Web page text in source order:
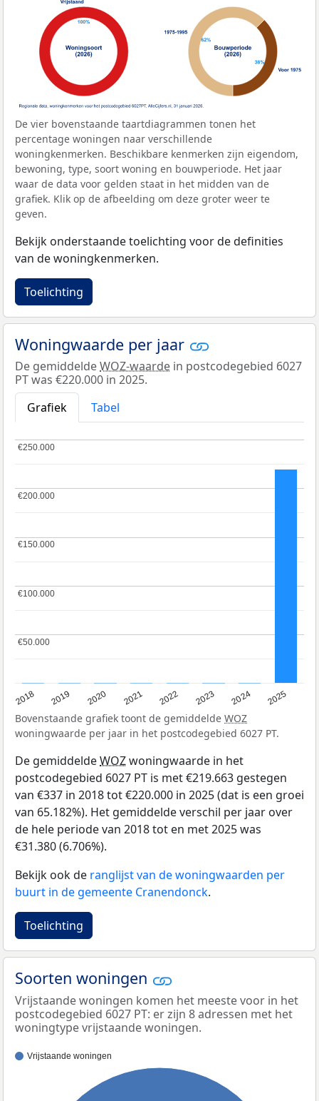
De vier bovenstaande taartdiagrammen tonen het
percentage woningen naar verschillende
woningkenmerken. Beschikbare kenmerken zijn eigendom,
bewoning, type, soort woning en bouwperiode. Het jaar
waar de data voor gelden staat in het midden van de
grafiek. Klik op de afbeelding om deze groter weer te
geven.
Bekijk onderstaande toelichting voor de definities
van de woningkenmerken.
Toelichting
Woningwaarde per jaar
De gemiddeldeWOZ-waarde in postcodegebied 6027
PT was €220.000 in 2025.
Grafiek
Tabel
2018 2019 2020 2021 2022 2023 2024 2025
€50.000
€50.000
€100.000
€100.000
€150.000
€150.000
€200.000
€200.000
€250.000
€250.000
Bovenstaande grafiek toont de gemiddelde WOZ
woningwaarde per jaar in het postcodegebied 6027 PT.
De gemiddeldeWOZwoningwaarde in het
postcodegebied 6027 PT is met €219.663 gestegen
van €337 in 2018 tot €220.000 in 2025 (dat is een groei
van 65.182%). Het gemiddelde verschil per jaar over
de hele periode van 2018 tot en met 2025 was
€31.380 (6.706%).
Bekijk ook de ranglijst van de woningwaarden per
buurt in de gemeente Cranendonck.
Toelichting
Soorten woningen
Vrijstaande woningen komen het meeste voor in het
postcodegebied 6027 PT: er zijn 8 adressen met het
woningtype vrijstaande woningen.
Vrijstaande woningen